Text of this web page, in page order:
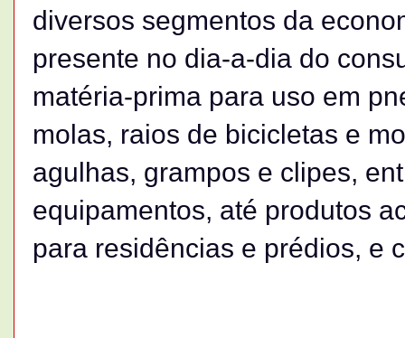
diversos segmentos da
presente no dia-a-dia do
matéria-prima para uso em
molas, raios de bicicletas e
agulhas, grampos e clipes,
equipamentos, até produtos
para residências e prédios, e